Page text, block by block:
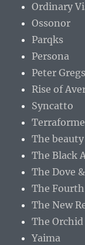
Ordinary
Ossonor
Parqks
Persona
Peter
Rise of
Syncatto
The
The Black
The Dove
The
The New
The Orchid
Yaima